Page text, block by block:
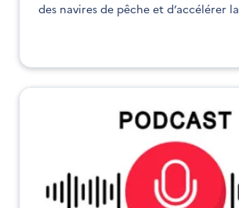
des navires de pêche et d’accélérer la